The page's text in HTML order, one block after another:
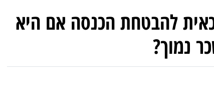
להבטחת הכנסה אם היא
נמוך?